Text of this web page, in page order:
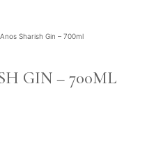
Sharish Gin – 700ml
GIN – 700ML